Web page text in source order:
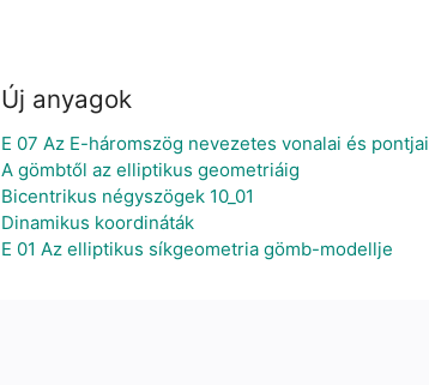
Új anyagok
E 07 Az E-háromszög nevezetes vonalai és pontjai
A gömbtől az elliptikus geometriáig
Bicentrikus négyszögek 10_01
Dinamikus koordináták
E 01 Az elliptikus síkgeometria gömb-modellje